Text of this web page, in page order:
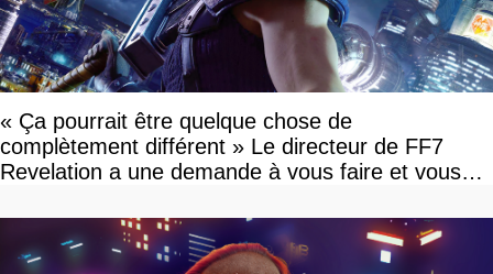
« Ça pourrait être quelque chose de
complètement différent » Le directeur de FF7
Revelation a une demande à vous faire et vous